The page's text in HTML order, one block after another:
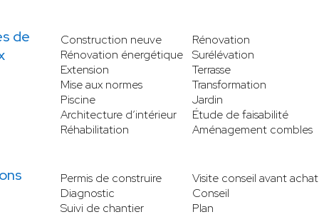
de
Construction neuve
Rénovation
Rénovation énergétique
Surélévation
Extension
Terrasse
Mise aux normes
Transformation
Piscine
Jardin
Architecture d’intérieur
Étude de faisabilité
Réhabilitation
Aménagement combles
Permis de construire
Visite conseil avant achat
Diagnostic
Conseil
Suivi de chantier
Plan